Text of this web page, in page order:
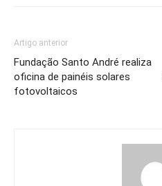
Artigo anterior
Fundação Santo André realiza
oficina de painéis solares
fotovoltaicos